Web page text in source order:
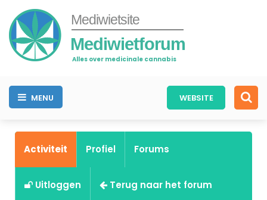
Mediwietsite
Mediwietforum
Alles over medicinale cannabis
MENU WEBSITE
Activiteit Profiel Forums
Uitloggen Terug naar het forum